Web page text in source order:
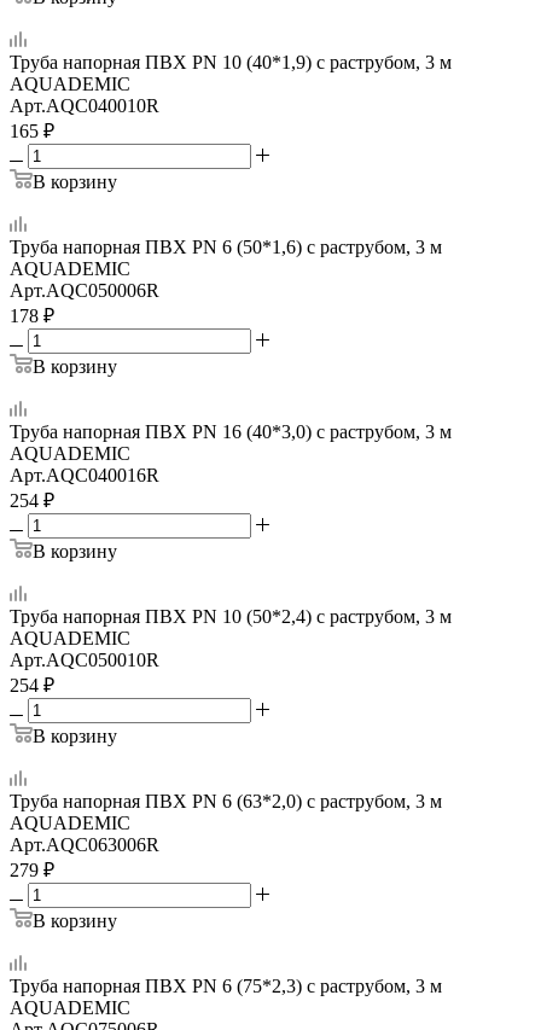
Труба напорная ПВХ PN 10 (40*1,9) с раструбом, 3 м
AQUADEMIC
Арт.AQC040010R
165 ₽
В корзину
Труба напорная ПВХ PN 6 (50*1,6) с раструбом, 3 м
AQUADEMIC
Арт.AQC050006R
178 ₽
В корзину
Труба напорная ПВХ PN 16 (40*3,0) с раструбом, 3 м
AQUADEMIC
Арт.AQC040016R
254 ₽
В корзину
Труба напорная ПВХ PN 10 (50*2,4) с раструбом, 3 м
AQUADEMIC
Арт.AQC050010R
254 ₽
В корзину
Труба напорная ПВХ PN 6 (63*2,0) с раструбом, 3 м
AQUADEMIC
Арт.AQC063006R
279 ₽
В корзину
Труба напорная ПВХ PN 6 (75*2,3) с раструбом, 3 м
AQUADEMIC